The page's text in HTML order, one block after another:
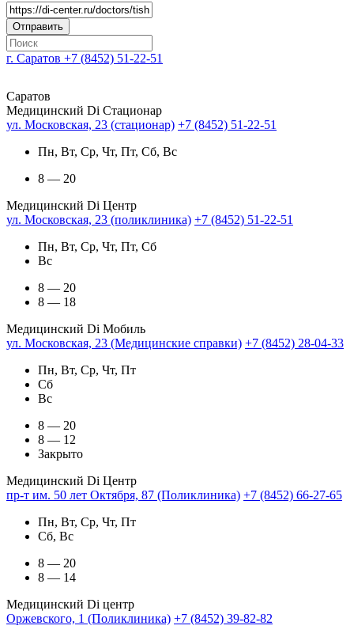
г. Саратов +7 (8452) 51-22-51
Саратов
Медицинский Di Стационар
ул. Московская, 23 (стационар) +7 (8452) 51-22-51
Пн, Вт, Ср, Чт, Пт, Сб, Вс
8 — 20
Медицинский Di Центр
ул. Московская, 23 (поликлиника) +7 (8452) 51-22-51
Пн, Вт, Ср, Чт, Пт, Сб
Вс
8 — 20
8 — 18
Медицинский Di Мобиль
ул. Московская, 23 (Медицинские справки) +7 (8452) 28-04-33
Пн, Вт, Ср, Чт, Пт
Сб
Вс
8 — 20
8 — 12
Закрыто
Медицинский Di Центр
пр-т им. 50 лет Октября, 87 (Поликлиника) +7 (8452) 66-27-65
Пн, Вт, Ср, Чт, Пт
Сб, Вс
8 — 20
8 — 14
Медицинский Di центр
Оржевского, 1 (Поликлиника) +7 (8452) 39-82-82